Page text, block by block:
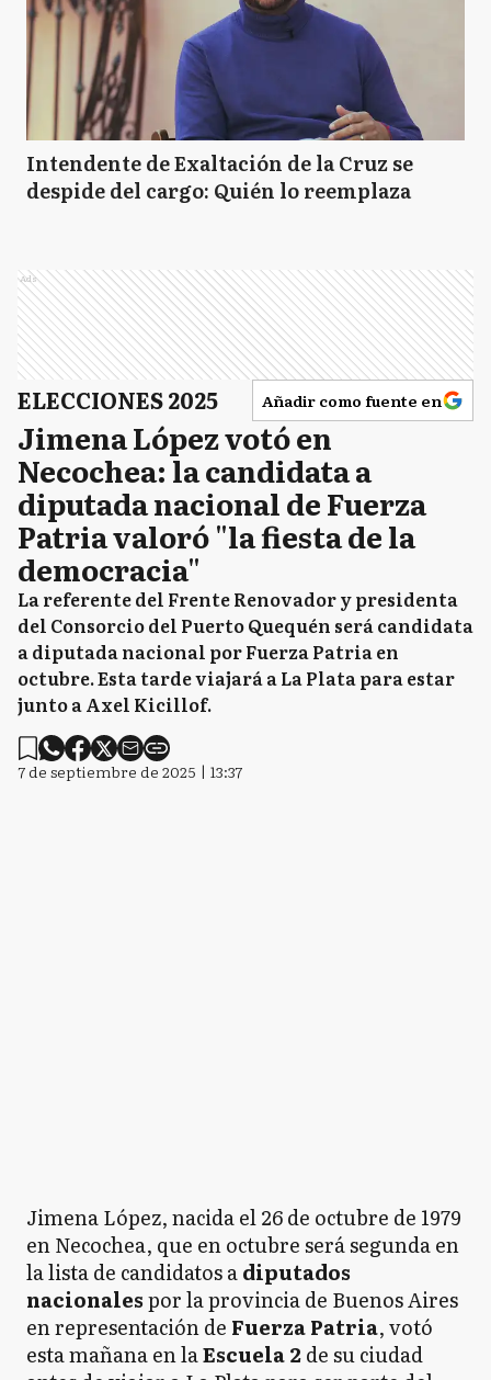
Intendente de Exaltación de la Cruz se
despide del cargo: Quién lo reemplaza
Ads
ELECCIONES 2025 Añadir como fuente en
Jimena López votó en
Necochea: la candidata a
diputada nacional de Fuerza
Patria valoró "la fiesta de la
democracia"
La referente del Frente Renovador y presidenta
del Consorcio del Puerto Quequén será candidata
a diputada nacional por Fuerza Patria en
octubre. Esta tarde viajará a La Plata para estar
junto a Axel Kicillof.
7 de septiembre de 2025 | 13:37
Jimena López, nacida el 26 de octubre de 1979
en Necochea, que en octubre será segunda en
la lista de candidatos adiputados
nacionalespor la provincia de Buenos Aires
en representación de Fuerza Patria, votó
esta mañana en laEscuela 2de su ciudad